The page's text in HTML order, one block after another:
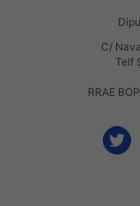
C/
Telf
RRAE